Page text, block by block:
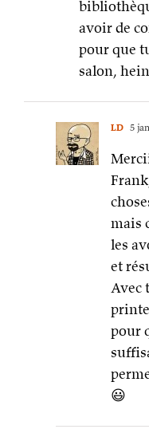
avoir de
pour que
salon,
LD 5
mais
les
et
Avec
pour
😃